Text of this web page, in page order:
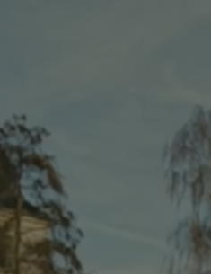
Leben in
Weisendorf